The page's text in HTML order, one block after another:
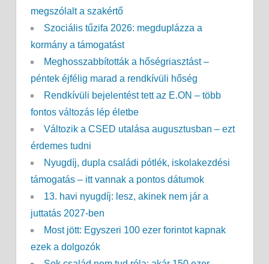
megszólalt a szakértő
Szociális tűzifa 2026: megduplázza a
kormány a támogatást
Meghosszabbították a hőségriasztást –
péntek éjfélig marad a rendkívüli hőség
Rendkívüli bejelentést tett az E.ON – több
fontos változás lép életbe
Változik a CSED utalása augusztusban – ezt
érdemes tudni
Nyugdíj, dupla családi pótlék, iskolakezdési
támogatás – itt vannak a pontos dátumok
13. havi nyugdíj: lesz, akinek nem jár a
juttatás 2027-ben
Most jött: Egyszeri 100 ezer forintot kapnak
ezek a dolgozók